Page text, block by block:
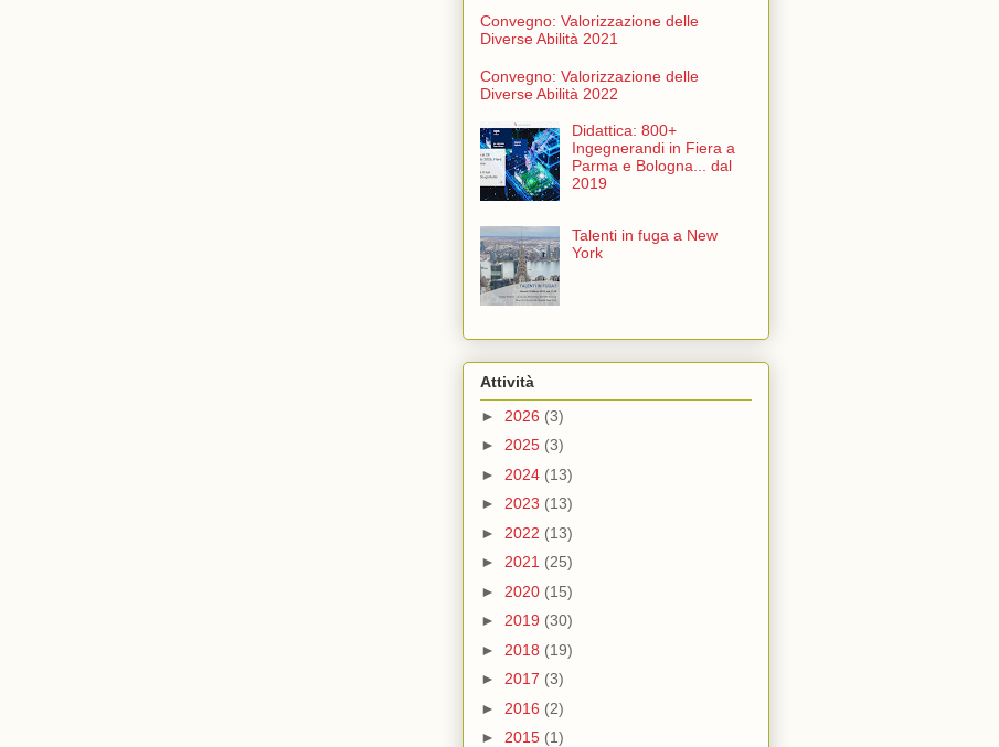
Convegno: Valorizzazione delle
Diverse Abilità 2021
Convegno: Valorizzazione delle
Diverse Abilità 2022
Didattica: 800+
Ingegnerandi in Fiera a
Parma e Bologna... dal
2019
Talenti in fuga a New
York
Attività
► 2026 (3)
► 2025 (3)
► 2024 (13)
► 2023 (13)
► 2022 (13)
► 2021 (25)
► 2020 (15)
► 2019 (30)
► 2018 (19)
► 2017 (3)
► 2016 (2)
► 2015 (1)